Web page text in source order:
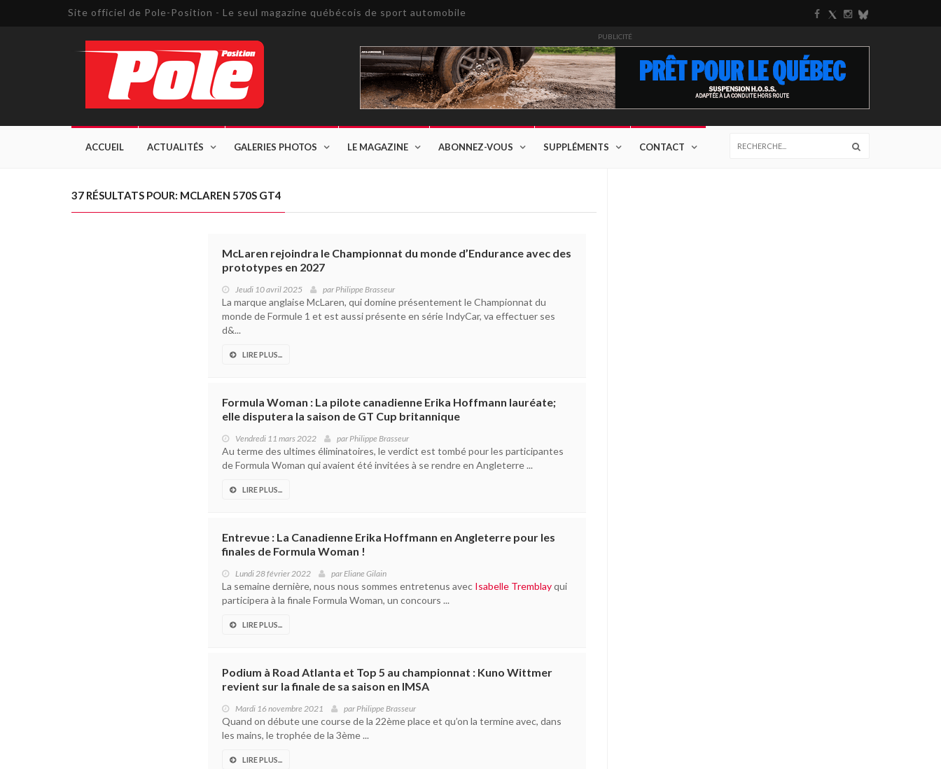
Site officiel de Pole-Position - Le seul magazine québécois de sport automobile
PUBLICITÉ
ACCUEIL ACTUALITÉS GALERIES PHOTOS LE MAGAZINE ABONNEZ-VOUS SUPPLÉMENTS CONTACT
37 RÉSULTATS POUR: MCLAREN 570S GT4
McLaren rejoindra le Championnat du monde d’Endurance avec des
prototypes en 2027
Jeudi 10 avril 2025 parPhilippe Brasseur
La marque anglaise McLaren, qui domine présentement le Championnat du
monde de Formule 1 et est aussi présente en série IndyCar, va effectuer ses
d&...
LIRE PLUS...
Formula Woman : La pilote canadienne Erika Hoffmann lauréate;
elle disputera la saison de GT Cup britannique
Vendredi 11 mars 2022 parPhilippe Brasseur
Au terme des ultimes éliminatoires, le verdict est tombé pour les participantes
de Formula Woman qui avaient été invitées à se rendre en Angleterre ...
LIRE PLUS...
Entrevue : La Canadienne Erika Hoffmann en Angleterre pour les
finales de Formula Woman !
Lundi 28 février 2022 parEliane Gilain
La semaine dernière, nous nous sommes entretenus avec Isabelle Tremblayqui
participera à la finale Formula Woman, un concours ...
LIRE PLUS...
Podium à Road Atlanta et Top 5 au championnat : Kuno Wittmer
revient sur la finale de sa saison en IMSA
Mardi 16 novembre 2021 parPhilippe Brasseur
Quand on débute une course de la 22ème place et qu’on la termine avec, dans
les mains, le trophée de la 3ème ...
LIRE PLUS...